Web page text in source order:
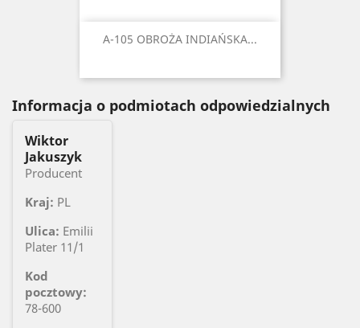
A-105 OBROŻA INDIAŃSKA...
Informacja o podmiotach odpowiedzialnych
Wiktor
Jakuszyk
Producent
Kraj: PL
Ulica: Emilii
Plater 11/1
Kod
pocztowy:
78-600